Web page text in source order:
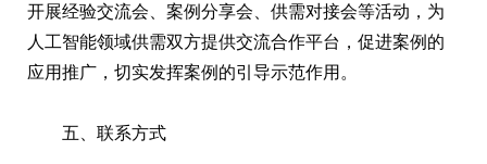
开展经验交流会、案例分享会、供需对接会等活动，为
人工智能领域供需双方提供交流合作平台，促进案例的
应用推广，切实发挥案例的引导示范作用。
五、联系方式